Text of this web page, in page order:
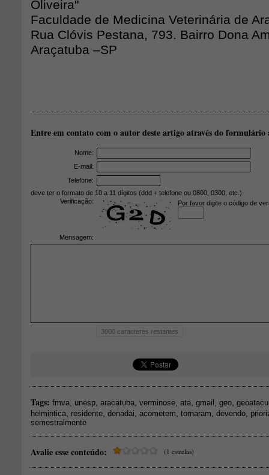
Oliveira"
Faculdade de Medicina Veterinária de
Rua Clóvis Pestana, 793. Bairro Dona
Araçatuba –SP
Entre em contato com o autor deste artigo através do formulário
Nome:
E-mail:
Telefone:
deve ter o formato de 10 a 11 dígitos (ddd + telefone ou 0800, 0300, etc.)
Verificação:
Por favor digite o código de
Mensagem:
3000 caracteres restantes
Tags: fmva unesp aracatuba verminose ata gmail geo
helmintica residente denadai acometem tornaram devendo
semestralmente
Avalie esse conteúdo: (1 estrelas)